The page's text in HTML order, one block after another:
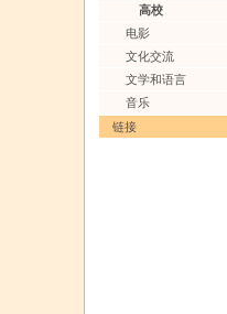
高校
电影
文化交流
文学和语言
音乐
链接